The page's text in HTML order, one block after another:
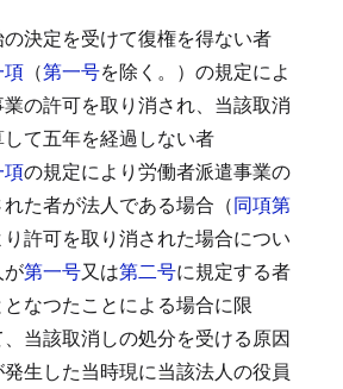
決定を受けて復権を得ない者
項 （第一号を除く。）の規定によ
の許可を取り消され、当該取消
て五年を経過しない者
項の規定により労働者派遣事業の
た者が法人である場合（同項第
許可を取り消された場合につい
が第一号又は第二号に規定する者
なつたことによる場合に限
当該取消しの処分を受ける原因
生した当時現に当該法人の役員